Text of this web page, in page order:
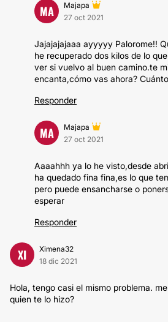
MA
Majapa
27 oct 2021
Jajajajajaaa ayyyyy Palorome!!
he recuperado dos kilos de lo
ver si vuelvo al buen camino.te
encanta,cómo vas ahora?
Responder
MA
Majapa
27 oct 2021
Aaaahhh ya lo he visto,desde
ha quedado fina fina,es lo que
pero puede ensancharse o
esperar
Responder
XI
Ximena32
18 dic 2021
Hola, tengo casi el mismo problema.
quien te lo hizo?